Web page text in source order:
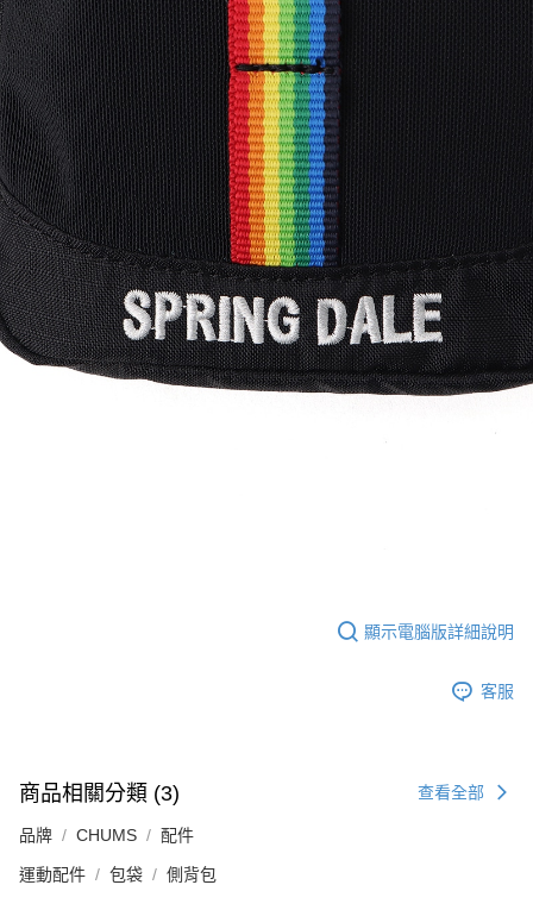
顯示電腦版詳細說明
客服
商品相關分類 (3) 查看全部
品牌 CHUMS 配件
運動配件 包袋 側背包